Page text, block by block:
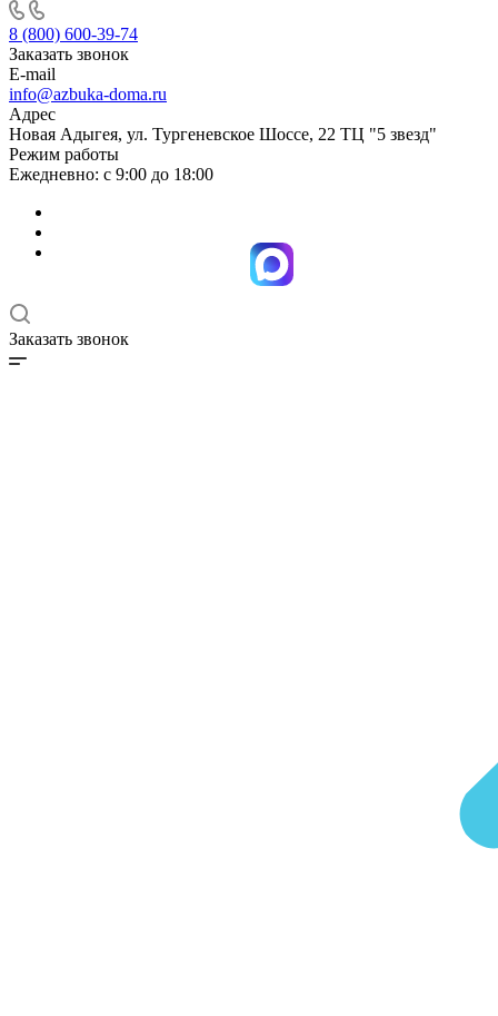
8 (800) 600-39-74
Заказать звонок
E-mail
info@azbuka-doma.ru
Адрес
Новая Адыгея, ул. Тургеневское Шоссе, 22 ТЦ "5 звезд"
Режим работы
Ежедневно: с 9:00 до 18:00
Заказать звонок